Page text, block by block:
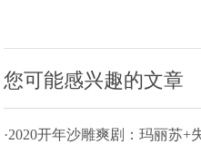
您可能感兴趣的文章
·2020开年沙雕爽剧：玛丽苏+